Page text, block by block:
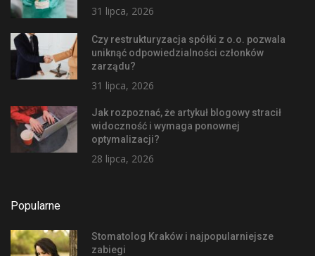
31 lipca, 2026
Czy restrukturyzacja spółki z o.o. pozwala
uniknąć odpowiedzialności członków
zarządu?
31 lipca, 2026
Jak rozpoznać, że artykuł blogowy stracił
widoczność i wymaga ponownej
optymalizacji?
28 lipca, 2026
Popularne
Stomatolog Kraków i najpopularniejsze
zabiegi